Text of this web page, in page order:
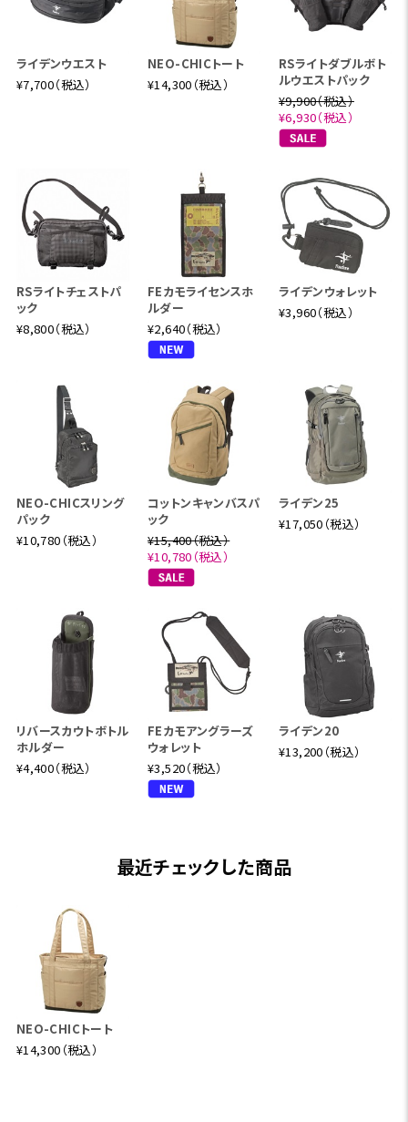
ライデンウエスト
¥7,700（税込）
NEO-CHICトート
¥14,300（税込）
RSライトダブルボト
ルウエストパック
¥9,900（税込）
¥6,930（税込）
RSライトチェストパ
ック
¥8,800（税込）
FEカモライセンスホ
ルダー
¥2,640（税込）
ライデンウォレット
¥3,960（税込）
NEO-CHICスリング
パック
¥10,780（税込）
コットンキャンバスパ
ック
¥15,400（税込）
¥10,780（税込）
ライデン25
¥17,050（税込）
リバースカウトボトル
ホルダー
¥4,400（税込）
FEカモアングラーズ
ウォレット
¥3,520（税込）
ライデン20
¥13,200（税込）
最近チェックした商品
NEO-CHICトート
¥14,300（税込）